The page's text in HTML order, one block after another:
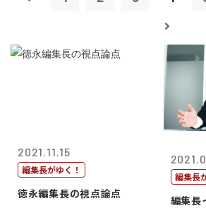
2021.11.15
編集長がゆく！
徳永編集長の視点論点
編集長
編集長